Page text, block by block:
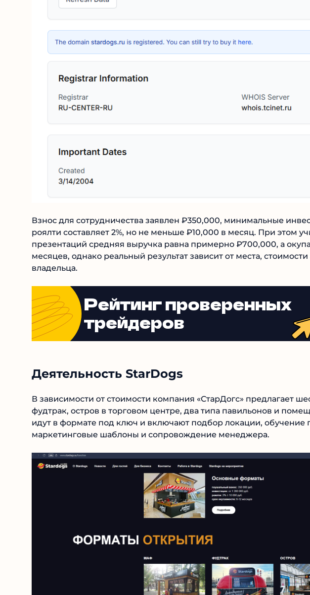
Взнос для сотрудничества заявлен ₽350,000, минимальные
роялти составляет 2%, но не меньше ₽10,000 в месяц. При этом
презентаций средняя выручка равна примерно ₽700,000, а
месяцев, однако реальный результат зависит от места,
владельца.
Рейтинг проверенных
трейдеров
Деятельность StarDogs
В зависимости от стоимости компания «СтарДогс» предлагает
фудтрак, остров в торговом центре, два типа павильонов и
идут в формате под ключ и включают подбор локации, обучение
маркетинговые шаблоны и сопровождение менеджера.